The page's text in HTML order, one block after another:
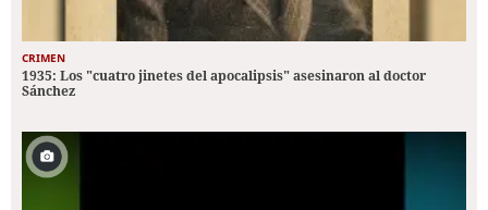
CRIMEN
1935: Los "cuatro jinetes del apocalipsis" asesinaron al doctor
Sánchez